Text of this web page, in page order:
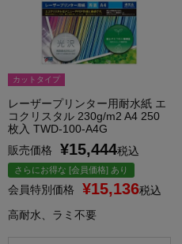
カットタイプ
レーザープリンター用耐水紙 エ
コクリスタル 230g/m2 A4 250
枚入 TWD-100-A4G
販売価格
¥15,444税込
さらにお得な [会員価格] あり
会員特別価格 ¥15,136税込
高耐水、ラミ不要